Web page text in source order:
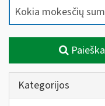
Paieška
Kategorijos